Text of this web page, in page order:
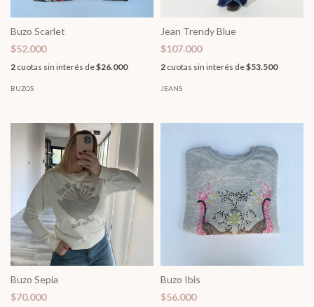
Buzo Scarlet
$52.000
2 cuotas sin interés de$26.000
BUZOS
Jean Trendy Blue
$107.000
2 cuotas sin interés de$53.500
JEANS
Buzo Sepia
$70.000
Buzo Ibis
$56.000